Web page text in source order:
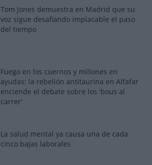
Tom Jones demuestra en Madrid que su
voz sigue desafiando implacable el paso
del tiempo
Fuego en los cuernos y millones en
ayudas: la rebelión antitaurina en Alfafar
enciende el debate sobre los 'bous al
carrer'
La salud mental ya causa una de cada
cinco bajas laborales